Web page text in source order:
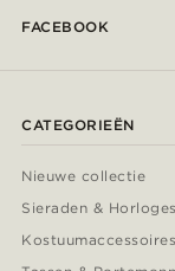
FACEBOOK
CATEGORIEËN
Nieuwe collectie
Sieraden & Horloges
Kostuumaccessoires